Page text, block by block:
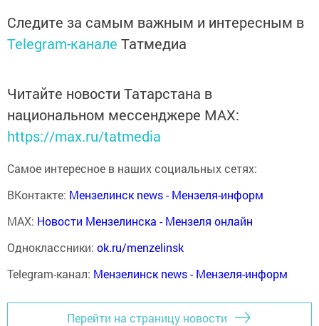
Следите за самым важным и интересным в
Telegram-канале Татмедиа
Читайте новости Татарстана в
национальном мессенджере MАХ:
https://max.ru/tatmedia
Самое интересное в наших социальных сетях:
ВКонтакте: Мензелинск news - Мензеля-информ
MAX: Новости Мензелинска - Мензеля онлайн
Одноклассники: ok.ru/menzelinsk
Telegram-канал: Мензелинск news - Мензеля-информ
Перейти на страницу новости